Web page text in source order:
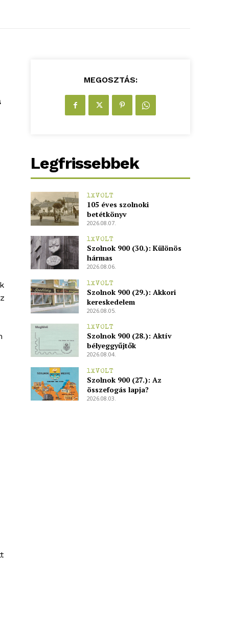
MEGOSZTÁS:
Legfrissebbek
1XVOLT
105 éves szolnoki
betétkönyv
2026.08.07.
1XVOLT
Szolnok 900 (30.): Különös
hármas
2026.08.06.
1XVOLT
Szolnok 900 (29.): Akkori
kereskedelem
2026.08.05.
1XVOLT
Szolnok 900 (28.): Aktív
bélyeggyűjtők
2026.08.04.
1XVOLT
Szolnok 900 (27.): Az
összefogás lapja?
2026.08.03.